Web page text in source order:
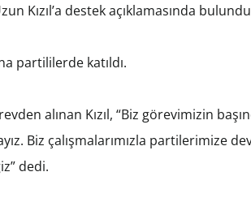
Kızıl’a destek açıklamasında
partililerde katıldı.
alınan Kızıl, “Biz görevimizin
Biz çalışmalarımızla partilerimize
dedi.